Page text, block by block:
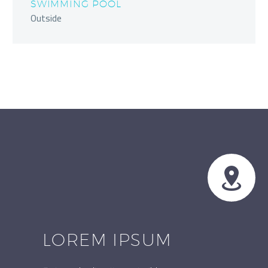
SWIMMING POOL
Outside


LOREM IPSUM